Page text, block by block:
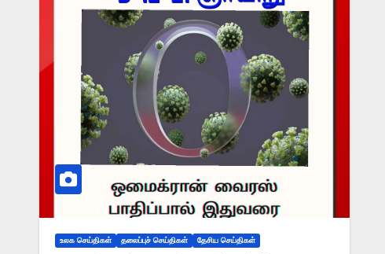
உலக செய்திகள் தலைப்புச் செய்திகள் தேசிய செய்திகள்